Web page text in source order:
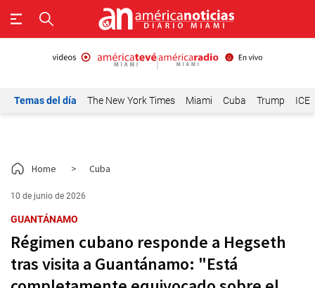
Temas del día The New York Times Miami Cuba Trump ICE
Home > Cuba
10 de junio de 2026
GUANTÁNAMO
Régimen cubano responde a Hegseth
tras visita a Guantánamo: "Está